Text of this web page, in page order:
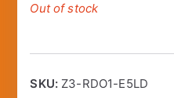
Out of stock
SKU: Z3-RDO1-E5LD